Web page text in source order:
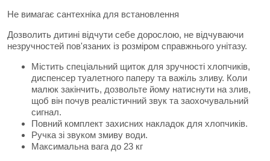
Не вимагає сантехніка для встановлення
Дозволить дитині відчути себе дорослою, не відчуваючи
незручностей пов'язаних із розміром справжнього унітазу.
Містить спеціальний щиток для зручності хлопчиків,
диспенсер туалетного паперу та важіль зливу. Коли
малюк закінчить, дозвольте йому натиснути на злив,
щоб він почув реалістичний звук та заохочувальний
сигнал.
Повний комплект захисних накладок для хлопчиків.
Ручка зі звуком змиву води.
Максимальна вага до 23 кг